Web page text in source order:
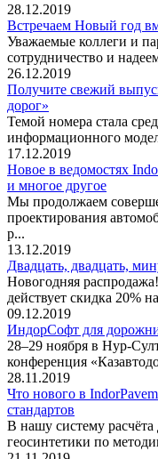
28.12.2019
Встречаем Новый год
Уважаемые коллеги и
сотрудничество и
26.12.2019
Получите свежий
дорог»
Темой номера стала
информационного
17.12.2019
Новое в ведомостях
и многое другое
Мы продолжаем
проектирования
р...
13.12.2019
Двадцать, двадцать,
Новогодняя
действует скидка 20%
09.12.2019
ИндорСофт для
28–29 ноября в Нур-
конференция
28.11.2019
Что нового в
стандартов
В нашу систему
геосинтетики по